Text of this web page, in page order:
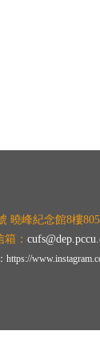
曉峰紀念館8樓
箱：
https://